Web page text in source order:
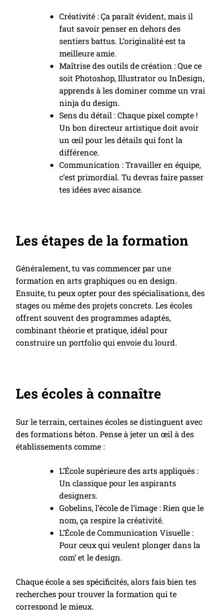
Créativité : Ça paraît évident, mais il
faut savoir penser en dehors des
sentiers battus. L’originalité est ta
meilleure amie.
Maîtrise des outils de création : Que ce
soit Photoshop, Illustrator ou InDesign,
apprends à les dominer comme un vrai
ninja du design.
Sens du détail : Chaque pixel compte !
Un bon directeur artistique doit avoir
un œil pour les détails qui font la
différence.
Communication : Travailler en équipe,
c’est primordial. Tu devras faire passer
tes idées avec aisance.
Les étapes de la formation
Généralement, tu vas commencer par une
formation en arts graphiques ou en design.
Ensuite, tu peux opter pour des spécialisations, des
stages ou même des projets concrets. Les écoles
offrent souvent des programmes adaptés,
combinant théorie et pratique, idéal pour
construire un portfolio qui envoie du lourd.
Les écoles à connaître
Sur le terrain, certaines écoles se distinguent avec
des formations béton. Pense à jeter un œil à des
établissements comme :
L’École supérieure des arts appliqués :
Un classique pour les aspirants
designers.
Gobelins, l’école de l’image : Rien que le
nom, ça respire la créativité.
L’École de Communication Visuelle :
Pour ceux qui veulent plonger dans la
com’ et le design.
Chaque école a ses spécificités, alors fais bien tes
recherches pour trouver la formation qui te
correspond le mieux.